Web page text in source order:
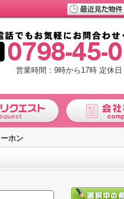
営業時間：9時から17時 定休
ホン